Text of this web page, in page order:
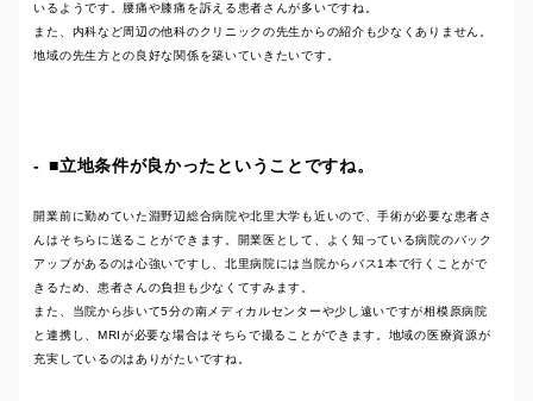
いるようです。腰痛や膝痛を訴える患者さんが多いですね。
また、内科など周辺の他科のクリニックの先生からの紹介も少なくありません。
地域の先生方との良好な関係を築いていきたいです。
■立地条件が良かったということですね。
開業前に勤めていた淵野辺総合病院や北里大学も近いので、手術が必要な患者さ
んはそちらに送ることができます。開業医として、よく知っている病院のバック
アップがあるのは心強いですし、北里病院には当院からバス1本で行くことがで
きるため、患者さんの負担も少なくてすみます。
また、当院から歩いて5分の南メディカルセンターや少し遠いですが相模原病院
と連携し、MRIが必要な場合はそちらで撮ることができます。地域の医療資源が
充実しているのはありがたいですね。